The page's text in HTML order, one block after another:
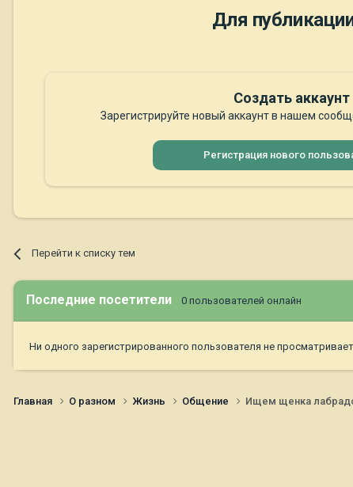
Для
Создать аккаунт
Зарегистрируйте новый аккаунт в нашем
Регистрация нового
Перейти к списку тем
Последние посетители 0 пользователей онлайн
Ни одного зарегистрированного пользователя не
Главная О разном Жизнь Общение Ищем щенка